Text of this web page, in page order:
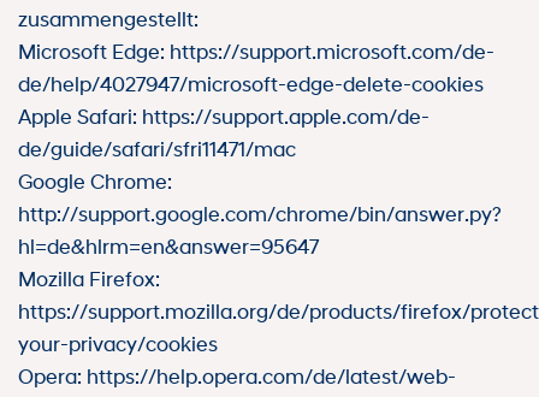
zusammengestellt:
Microsoft Edge: https://support.microsoft.com/de-
de/help/4027947/microsoft-edge-delete-cookies
Apple Safari: https://support.apple.com/de-
de/guide/safari/sfri11471/mac
Google Chrome:
http://support.google.com/chrome/bin/answer.py?
hl=de&hlrm=en&answer=95647
Mozilla Firefox:
https://support.mozilla.org/de/products/firefox/
your-privacy/cookies
Opera: https://help.opera.com/de/latest/web-